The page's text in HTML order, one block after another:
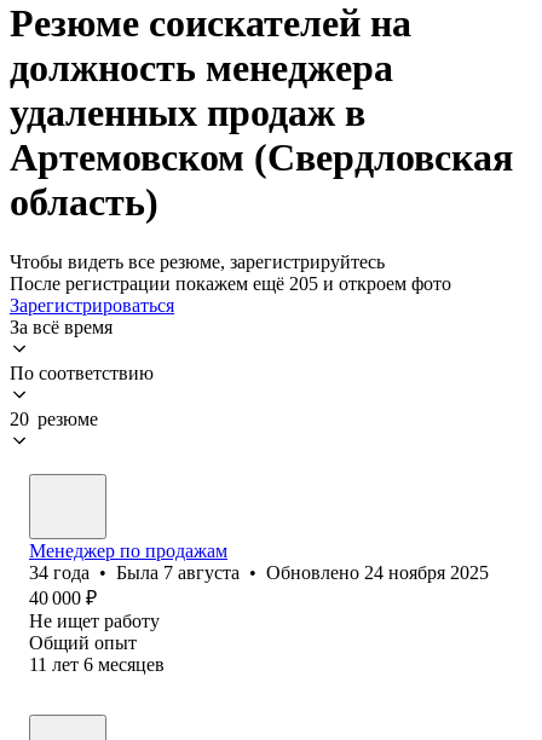
Резюме соискателей на
должность менеджера
удаленных продаж в
Артемовском (Свердловская
область)
Чтобы видеть все резюме, зарегистрируйтесь
После регистрации покажем ещё 205 и откроем фото
Зарегистрироваться
За всё время
По соответствию
20 резюме
Менеджер по продажам
34 года • Была 7 августа • Обновлено 24 ноября 2025
40 000 ₽
Не ищет работу
Общий опыт
11 лет 6 месяцев